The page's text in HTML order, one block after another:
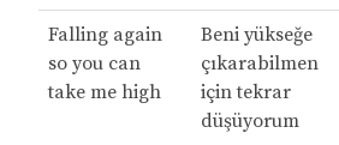
Falling again
so you can
take me high
Beni yükseğe
çıkarabilmen
için tekrar
düşüyorum